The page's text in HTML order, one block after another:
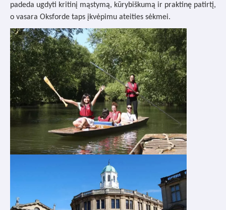
padeda ugdyti kritinį mąstymą, kūrybiškumą ir praktinę patirtį,
o vasara Oksforde taps įkvėpimu ateities sėkmei.